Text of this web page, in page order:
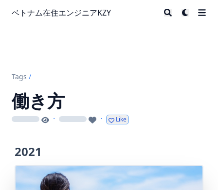
ベトナム在住エンジニアKZY
Tags /
働き方
loading · loading · Like
2021